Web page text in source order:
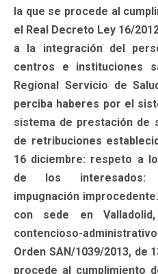
la que se procede al
el Real Decreto Ley 16/
a la integración del
centros e instituciones
Regional Servicio de
perciba haberes por el
sistema de prestación de
de retribuciones
16 diciembre: respeto a
de los interesados:
impugnación
con sede en
contencioso-
Orden SAN/1039/2013, de
procede al cumplimiento